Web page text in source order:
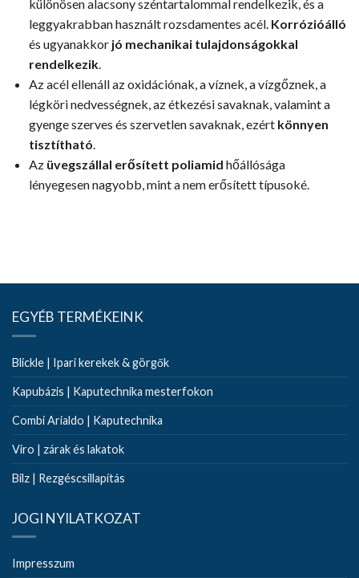
különösen alacsony széntartalommal rendelkezik, és a
leggyakrabban használt rozsdamentes acél. Korrózióálló
és ugyanakkor jó mechanikai tulajdonságokkal
rendelkezik.
Az acél ellenáll az oxidációnak, a víznek, a vízgőznek, a
légköri nedvességnek, az étkezési savaknak, valamint a
gyenge szerves és szervetlen savaknak, ezért könnyen
tisztítható.
Az üvegszállal erősített poliamid hőállósága
lényegesen nagyobb, mint a nem erősített típusoké.
EGYÉB TERMÉKEINK
Blickle | Ipari kerekek & görgők
Kapubázis | Kaputechnika mesterfokon
Combi Arialdo | Kaputechnika
Viro | zárak és lakatok
Bilz | Rezgéscsillapítás
JOGI NYILATKOZAT
Impresszum